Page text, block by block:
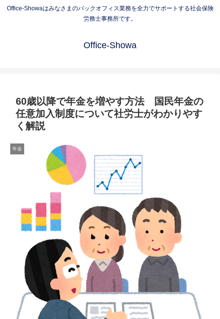
Office-Showaはみなさまのバックオフィス業務を全力でサポートする社会保険
労務士事務所です。
Office-Showa
60歳以降で年金を増やす方法 国民年金の
任意加入制度について社労士がわかりやす
く解説
年金